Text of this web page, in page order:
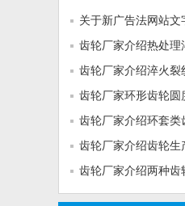
齿轮厂家介绍淬火裂